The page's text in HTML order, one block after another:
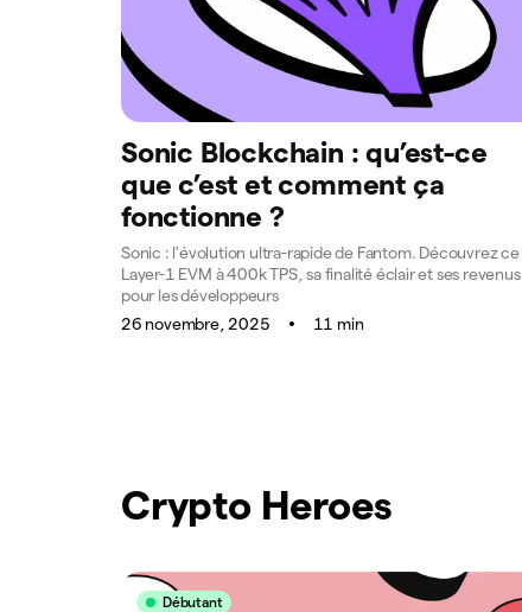
Sonic Blockchain : qu’est-ce
que c’est et comment ça
fonctionne ?
Sonic : l'évolution ultra-rapide de Fantom. Découvrez ce
Layer-1 EVM à 400k TPS, sa finalité éclair et ses revenus
pour les développeurs
26 novembre, 2025
11 min
Crypto Heroes
Débutant